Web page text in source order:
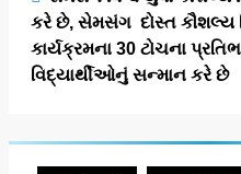
કરે છે, સેમસંગ દોસ્ત કૌશલ્ય
કાર્યક્રમના 30 ટોચના
વિદ્યાર્થીઓનું સન્માન કરે છે